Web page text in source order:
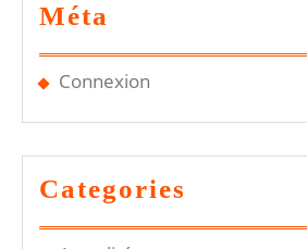
Méta
Connexion
Categories